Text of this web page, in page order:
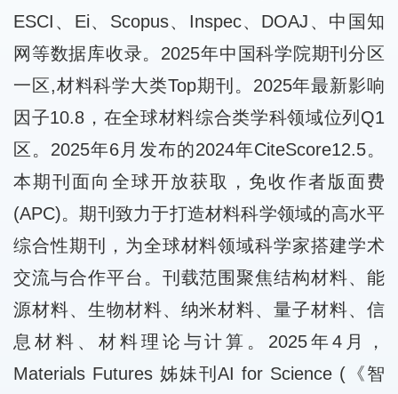
ESCI、Ei、Scopus、Inspec、DOAJ、中国知
网等数据库收录。2025年中国科学院期刊分区
一区,材料科学大类Top期刊。2025年最新影响
因子10.8，在全球材料综合类学科领域位列Q1
区。2025年6月发布的2024年CiteScore12.5。
本期刊面向全球开放获取，免收作者版面费
(APC)。期刊致力于打造材料科学领域的高水平
综合性期刊，为全球材料领域科学家搭建学术
交流与合作平台。刊载范围聚焦结构材料、能
源材料、生物材料、纳米材料、量子材料、信
息材料、材料理论与计算。2025年4月，
Materials Futures 姊妹刊AI for Science (《智